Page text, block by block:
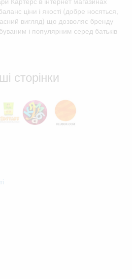
ціни і якості (добре носяться,
вигляд) що дозволяє бренду
і популярним серед батьків
сторінки